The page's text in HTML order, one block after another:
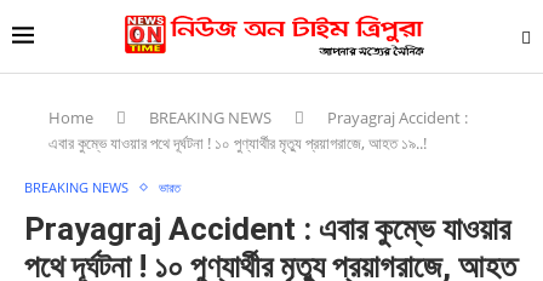
Home BREAKING NEWS
Prayagraj Accident :
এবার কুম্ভে যাওয়ার পথে দূর্ঘটনা ! ১০ পুণ্যার্থীর মৃত্যু প্রয়াগরাজে, আহত ১৯..!
BREAKING NEWS ভারত
Prayagraj Accident : এবার কুম্ভে যাওয়ার
পথে দূর্ঘটনা ! ১০ পুণ্যার্থীর মৃত্যু প্রয়াগরাজে, আহত